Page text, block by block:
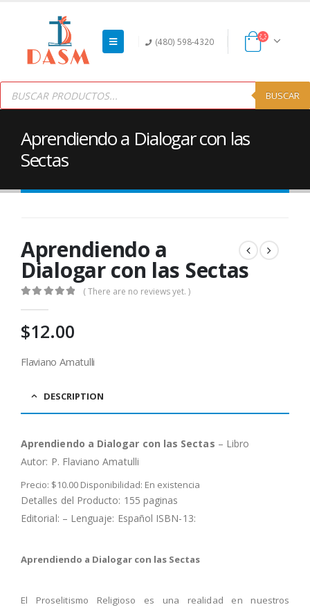
(480) 598-4320
Products
search BUSCAR
Aprendiendo a Dialogar con las
Sectas
Aprendiendo a
Dialogar con las Sectas
( There are no reviews yet. )
$12.00
Flaviano Amatulli
DESCRIPTION
Aprendiendo a Dialogar con las Sectas – Libro
Autor: P. Flaviano Amatulli
Precio: $10.00 Disponibilidad: En existencia
Detalles del Producto: 155 paginas
Editorial: – Lenguaje: Español ISBN-13:
Aprendiendo a Dialogar con las Sectas
El Proselitismo Religioso es una realidad en nuestros